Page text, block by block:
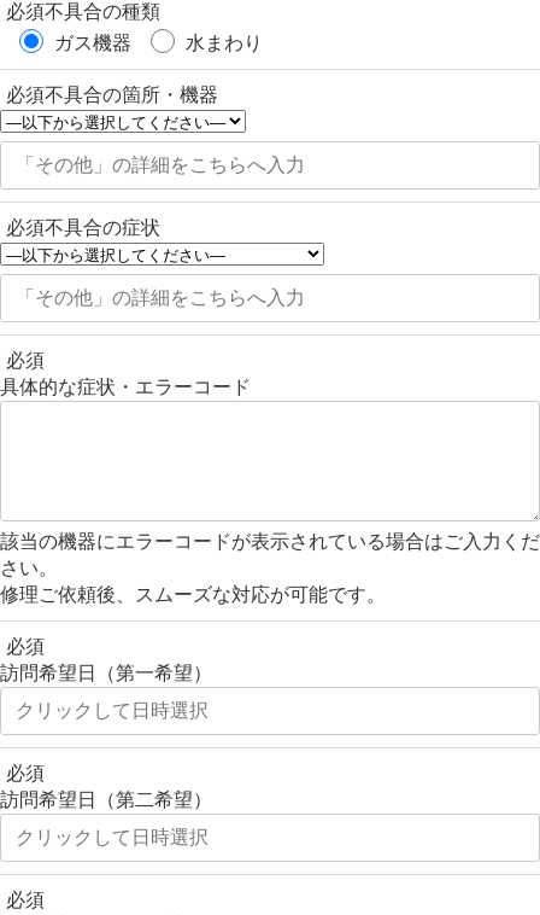
必須不具合の種類
ガス機器
水まわり
必須不具合の箇所・機器
必須不具合の症状
必須
具体的な症状・エラーコード
該当の機器にエラーコードが表示されている場合はご入力くだ
さい。
修理ご依頼後、スムーズな対応が可能です。
必須
訪問希望日（第一希望）
必須
訪問希望日（第二希望）
必須